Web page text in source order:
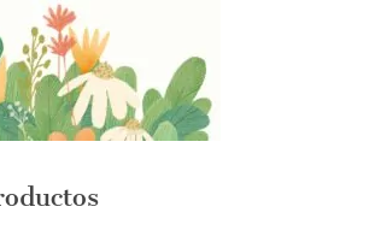
página
de
producto